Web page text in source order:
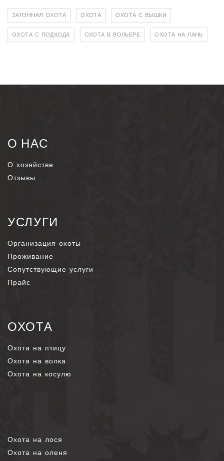
ЗАГОННАЯ ОХОТА ОХОТА ОХОТА С ВЫШКИ
ОХОТА С ПОДХОДА ОХОТА В ВОЛЬЕРЕ ОХОТА НА ЛАНЬ
О НАС
О хозяйстве
Отзывы
УСЛУГИ
Организация охоты
Проживание
Сопутствующие услуги
Прайс
ОХОТА
Охота на птицу
Охота на волка
Охота на косулю
Охота на лося
Охота на оленя